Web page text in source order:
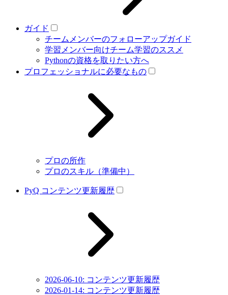
ガイド
チームメンバーのフォローアップガイド
学習メンバー向けチーム学習のススメ
Pythonの資格を取りたい方へ
プロフェッショナルに必要なもの
プロの所作
プロのスキル（準備中）
PyQ コンテンツ更新履歴
2026-06-10: コンテンツ更新履歴
2026-01-14: コンテンツ更新履歴